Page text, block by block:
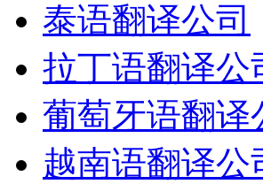
泰语翻译公司
拉丁语翻译公
葡萄牙语翻译
越南语翻译公